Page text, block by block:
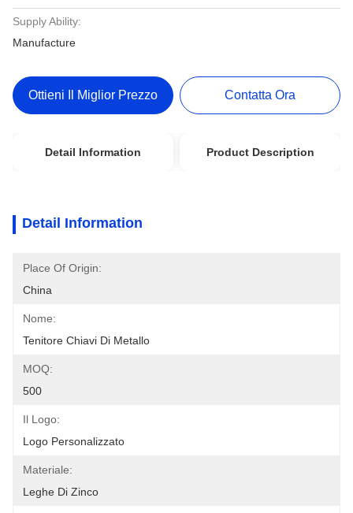
Supply Ability:
Manufacture
Ottieni Il Miglior Prezzo Contatta Ora
Detail Information Product Description
Detail Information
Place Of Origin:
China
Nome:
Tenitore Chiavi Di Metallo
MOQ:
500
Il Logo:
Logo Personalizzato
Materiale:
Leghe Di Zinco